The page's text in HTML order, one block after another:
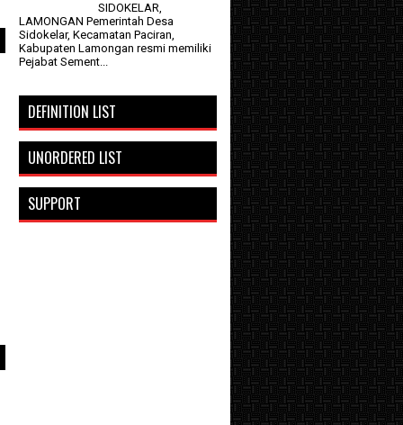
SIDOKELAR,
LAMONGAN Pemerintah Desa
Sidokelar, Kecamatan Paciran,
Kabupaten Lamongan resmi memiliki
Pejabat Sement...
DEFINITION LIST
UNORDERED LIST
SUPPORT